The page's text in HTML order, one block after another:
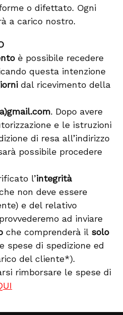
o difettato. Ogni
a carico nostro.
è possibile recedere
questa intenzione
dal ricevimento della
. Dopo avere
e le istruzioni
di resa all’indirizzo
possibile procedere
l’integrità
non deve essere
e del relativo
ad inviare
che comprenderà il solo
spese di spedizione ed
del cliente*).
rimborsare le spese di